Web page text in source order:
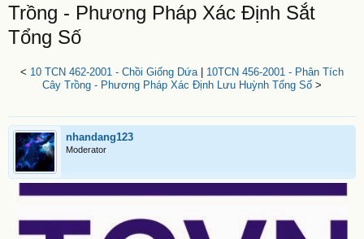
Trồng - Phương Pháp Xác Định Sắt
Tổng Số
< 10 TCN 462-2001 - Chồi Giống Dứa| 10TCN 456-2001 - Phân Tích
Cây Trồng - Phương Pháp Xác Định Lưu Huỳnh Tổng Số >
nhandang123
Moderator